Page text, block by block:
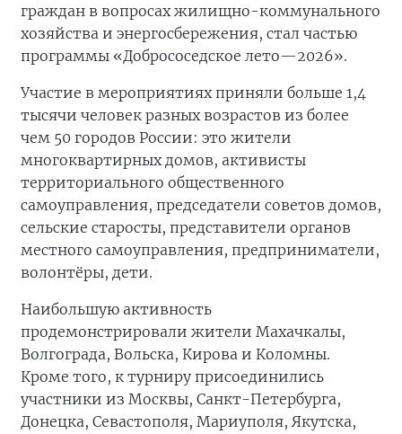
граждан в вопросах жилищно-коммунального
хозяйства и энергосбережения, стал частью
программы «Добрососедское лето—2026».
Участие в мероприятиях приняли больше 1,4
тысячи человек разных возрастов из более
чем 50 городов России: это жители
многоквартирных домов, активисты
территориального общественного
самоуправления, председатели советов домов,
сельские старосты, представители органов
местного самоуправления, предприниматели,
волонтёры, дети.
Наибольшую активность
продемонстрировали жители Махачкалы,
Волгограда, Вольска, Кирова и Коломны.
Кроме того, к турниру присоединились
участники из Москвы, Санкт-Петербурга,
Донецка, Севастополя, Мариуполя, Якутска,